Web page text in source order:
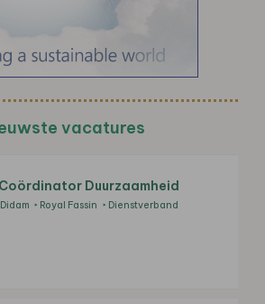
vacatures
Coördinator Duurzaamheid
Didam Royal Fassin Dienstverband